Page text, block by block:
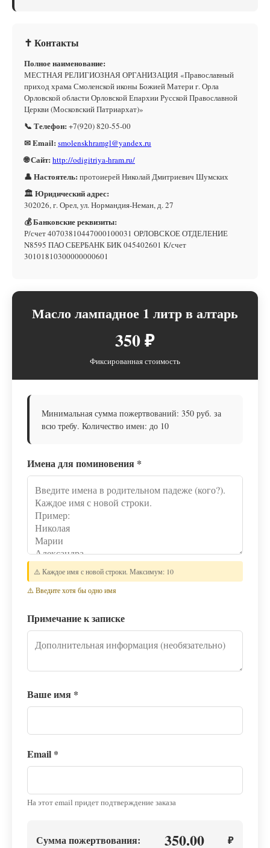
✝ Контакты
Полное наименование:
МЕСТНАЯ РЕЛИГИОЗНАЯ ОРГАНИЗАЦИЯ «Православный
приход храма Смоленской иконы Божией Матери г. Орла
Орловской области Орловской Епархии Русской Православной
Церкви (Московский Патриархат)»
📞 Телефон: +7(920) 820-55-00
✉ Email: smolenskhramgl@yandex.ru
🌐 Сайт: http://odigitriya-hram.ru/
👤 Настоятель: протоиерей Николай Дмитриевич Шумских
🏛 Юридический адрес:
302026, г. Орел, ул. Нормандия-Неман, д. 27
💰 Банковские реквизиты:
Р/счет 40703810447000100031 ОРЛОВСКОЕ ОТДЕЛЕНИЕ
N8595 ПАО СБЕРБАНК БИК 045402601 К/счет
30101810300000000601
Масло лампадное 1 литр в алтарь
350 ₽
Фиксированная стоимость
Минимальная сумма пожертвований: 350 руб. за
всю требу. Количество имен: до 10
Имена для поминовения *
⚠️ Каждое имя с новой строки. Максимум: 10
⚠️ Введите хотя бы одно имя
Примечание к записке
Ваше имя *
Email *
На этот email придет подтверждение заказа
Сумма пожертвования: 350.00 ₽